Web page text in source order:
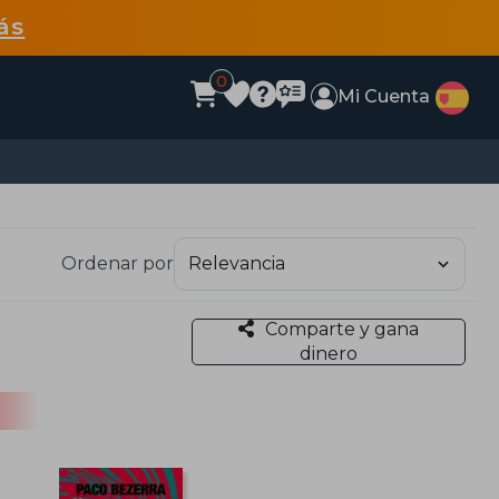
0
Mi Cuenta
Ordenar por
Comparte y gana
dinero